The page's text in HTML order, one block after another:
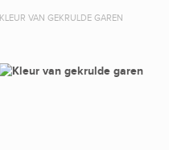
KLEUR VAN GEKRULDE GAREN